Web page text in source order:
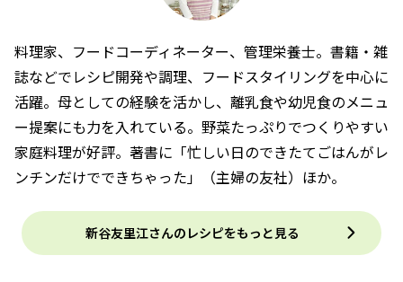
料理家、フードコーディネーター、管理栄養士。書籍・雑
誌などでレシピ開発や調理、フードスタイリングを中心に
活躍。母としての経験を活かし、離乳食や幼児食のメニュ
ー提案にも力を入れている。野菜たっぷりでつくりやすい
家庭料理が好評。著書に「忙しい日のできたてごはんがレ
ンチンだけでできちゃった」（主婦の友社）ほか。
新谷友里江さんのレシピをもっと見る